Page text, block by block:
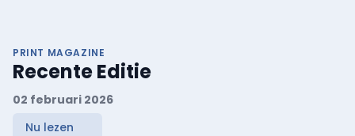
PRINT MAGAZINE
Recente Editie
02 februari 2026
Nu lezen